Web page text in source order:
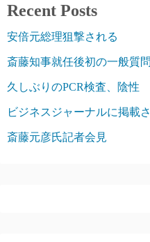
Recent Posts
安倍元総理狙撃される
斎藤知事就任後初の一般質問
久しぶりのPCR検査、陰性
ビジネスジャーナルに掲載
斎藤元彦氏記者会見